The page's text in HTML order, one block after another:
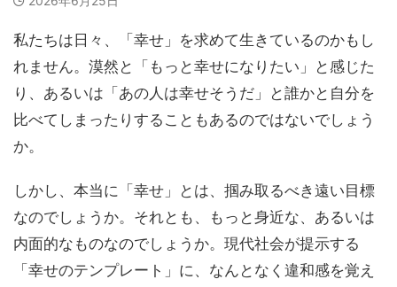
私たちは日々、「幸せ」を求めて生きているのかもし
れません。漠然と「もっと幸せになりたい」と感じた
り、あるいは「あの人は幸せそうだ」と誰かと自分を
比べてしまったりすることもあるのではないでしょう
か。
しかし、本当に「幸せ」とは、掴み取るべき遠い目標
なのでしょうか。それとも、もっと身近な、あるいは
内面的なものなのでしょうか。現代社会が提示する
「幸せのテンプレート」に、なんとなく違和感を覚え